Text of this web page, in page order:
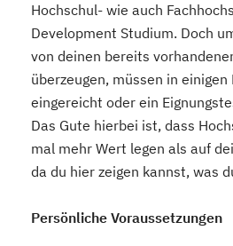
Hochschul- wie auch
Development Studium. Doch
von deinen bereits
überzeugen, müssen in
eingereicht oder ein
Das Gute hierbei ist, dass
mal mehr Wert legen als auf
da du hier zeigen kannst, was
Persönliche Voraussetzungen